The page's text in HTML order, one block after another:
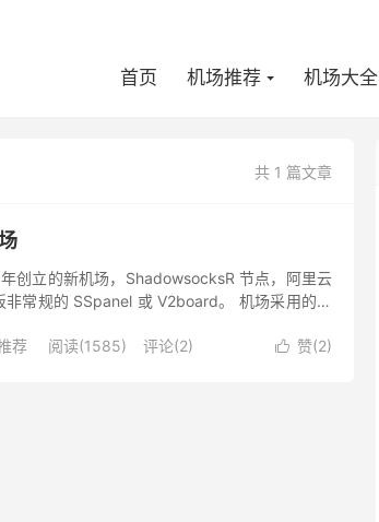
首页 机场推荐 机场大全
共 1 篇文章
创立的新机场，ShadowsocksR 节点，阿里云
常规的 SSpanel 或 V2board。 机场采用的加
 赞(2)
荐 阅读(1585) 评论(2)